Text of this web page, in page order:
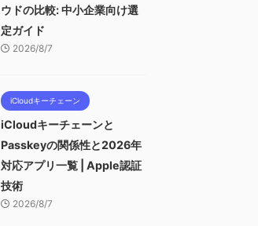
ウドの比較: 中小企業向け選
定ガイド
2026/8/7
iCloudキーチェーン
iCloudキーチェーンと
Passkeyの関係性と2026年
対応アプリ一覧 | Apple認証
技術
2026/8/7